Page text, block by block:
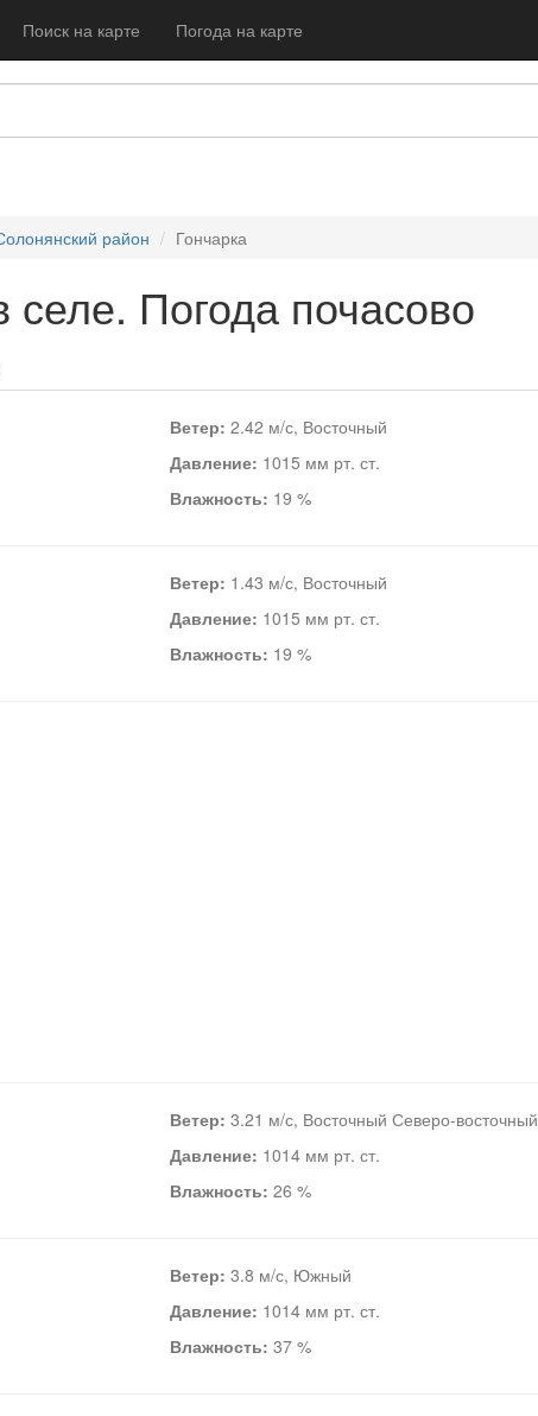
Поиск на карте Погода на карте
район Гончарка
селе. Погода почасово
Ветер: 2.42 м/с, Восточный
Давление: 1015 мм рт. ст.
Влажность: 19 %
Ветер: 1.43 м/с, Восточный
Давление: 1015 мм рт. ст.
Влажность: 19 %
Ветер: 3.21 м/с, Восточный Северо-восточный
Давление: 1014 мм рт. ст.
Влажность: 26 %
Ветер: 3.8 м/с, Южный
Давление: 1014 мм рт. ст.
Влажность: 37 %